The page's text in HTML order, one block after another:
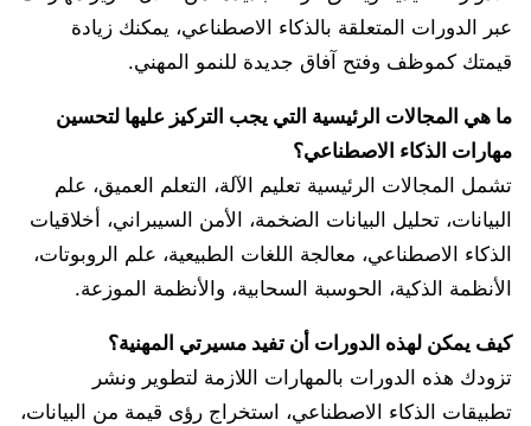
عبر الدورات المتعلقة بالذكاء الاصطناعي، يمكنك زيادة
قيمتك كموظف وفتح آفاق جديدة للنمو المهني.
ما هي المجالات الرئيسية التي يجب التركيز عليها لتحسين
مهارات الذكاء الاصطناعي؟
تشمل المجالات الرئيسية تعليم الآلة، التعلم العميق، علم
البيانات، تحليل البيانات الضخمة، الأمن السيبراني، أخلاقيات
الذكاء الاصطناعي، معالجة اللغات الطبيعية، علم الروبوتات،
الأنظمة الذكية، الحوسبة السحابية، والأنظمة الموزعة.
كيف يمكن لهذه الدورات أن تفيد مسيرتي المهنية؟
تزودك هذه الدورات بالمهارات اللازمة لتطوير ونشر
تطبيقات الذكاء الاصطناعي، استخراج رؤى قيمة من البيانات،